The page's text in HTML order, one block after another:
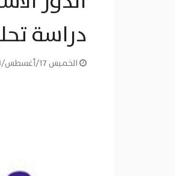
دراسة
الخميس 17/أغسطس/2023 - 07:45 م